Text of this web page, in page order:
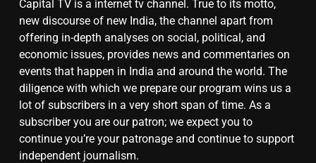
8
सुप्रीम कोर्ट ने राहुल गांधी के ‘वोट चोरी’
के आरोप खारिज किए, शेखपुरा में पीएम की
मां को गाली पर कोर्ट का समन जारी
Capital TV is a internet tv channel. True to its motto,
new discourse of new India, the channel apart from
offering in-depth analyses on social, political, and
economic issues, provides news and commentaries on
events that happen in India and around the world. The
diligence with which we prepare our program wins us a
lot of subscribers in a very short span of time. As a
subscriber you are our patron; we expect you to
continue you’re your patronage and continue to support
independent journalism.